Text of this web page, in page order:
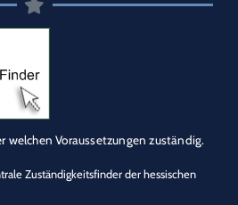
welchen Voraussetzungen zuständig.
Zuständigkeitsfinder der hessischen